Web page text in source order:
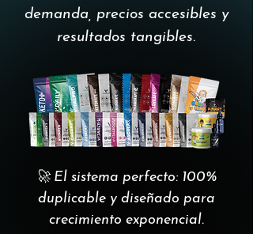
demanda, precios accesibles y
resultados tangibles.
🚀 El sistema perfecto: 100%
duplicable y diseñado para
crecimiento exponencial.